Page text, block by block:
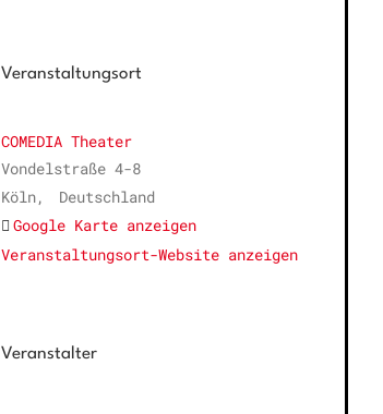
Veranstaltungsort
COMEDIA Theater
Vondelstraße 4-8
Köln,
Deutschland
Google Karte anzeigen
Veranstaltungsort-Website anzeigen
Veranstalter